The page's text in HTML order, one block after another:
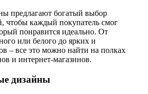
предлагают богатый выбор
чтобы каждый покупатель смог
понравится идеально. От
или белого до ярких и
– все это можно найти на полках
и интернет-магазинов.
дизайны